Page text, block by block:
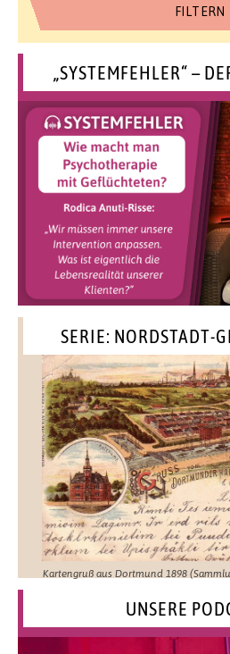
„SYSTEMFEHLER“ –
SERIE: NORDSTADT-
Kartengruß aus Dortmund 1898
UNSERE